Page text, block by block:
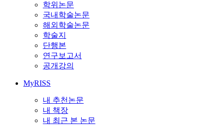
학위논문
국내학술논문
해외학술논문
학술지
단행본
연구보고서
공개강의
MyRISS
내 추천논문
내 책장
내 최근 본 논문